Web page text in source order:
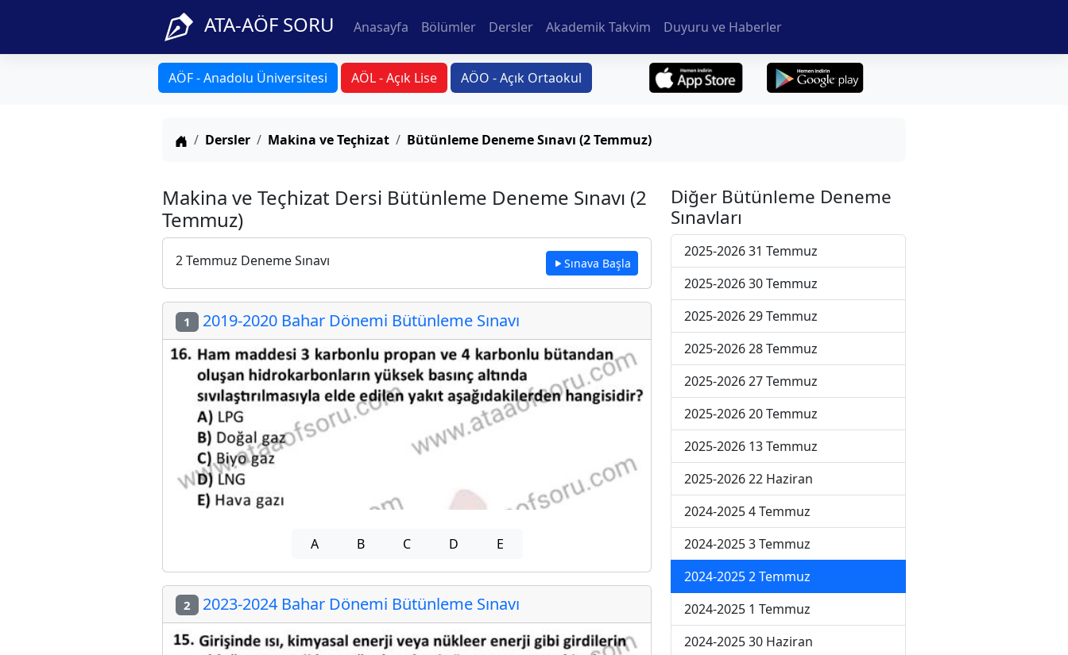
ATA-AÖF SORU Anasayfa Bölümler Dersler Akademik Takvim Duyuru ve Haberler
AÖF - Anadolu Üniversitesi AÖL - Açık Lise AÖO - Açık Ortaokul
Anasayfa
Dersler Makina ve Teçhizat Bütünleme Deneme Sınavı (2 Temmuz)
Makina ve Teçhizat Dersi Bütünleme Deneme Sınavı (2
Temmuz)
2 Temmuz Deneme Sınavı Sınava Başla
1 2019-2020 Bahar Dönemi Bütünleme Sınavı
A B C D E
2 2023-2024 Bahar Dönemi Bütünleme Sınavı
Diğer Bütünleme Deneme
Sınavları
2025-2026 31 Temmuz
2025-2026 30 Temmuz
2025-2026 29 Temmuz
2025-2026 28 Temmuz
2025-2026 27 Temmuz
2025-2026 20 Temmuz
2025-2026 13 Temmuz
2025-2026 22 Haziran
2024-2025 4 Temmuz
2024-2025 3 Temmuz
2024-2025 2 Temmuz
2024-2025 1 Temmuz
2024-2025 30 Haziran